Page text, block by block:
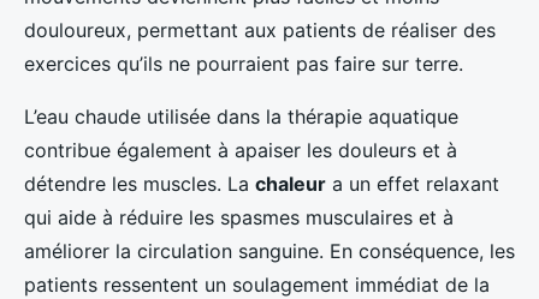
douloureux, permettant aux patients de réaliser des
exercices qu’ils ne pourraient pas faire sur terre.
L’eau chaude utilisée dans la thérapie aquatique
contribue également à apaiser les douleurs et à
détendre les muscles. La chaleur a un effet relaxant
qui aide à réduire les spasmes musculaires et à
améliorer la circulation sanguine. En conséquence, les
patients ressentent un soulagement immédiat de la